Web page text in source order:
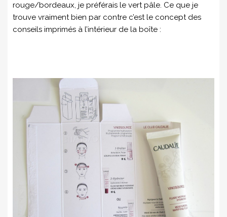
rouge/bordeaux, je préférais le vert pâle. Ce que je
trouve vraiment bien par contre c’est le concept des
conseils imprimés à l’intérieur de la boîte :